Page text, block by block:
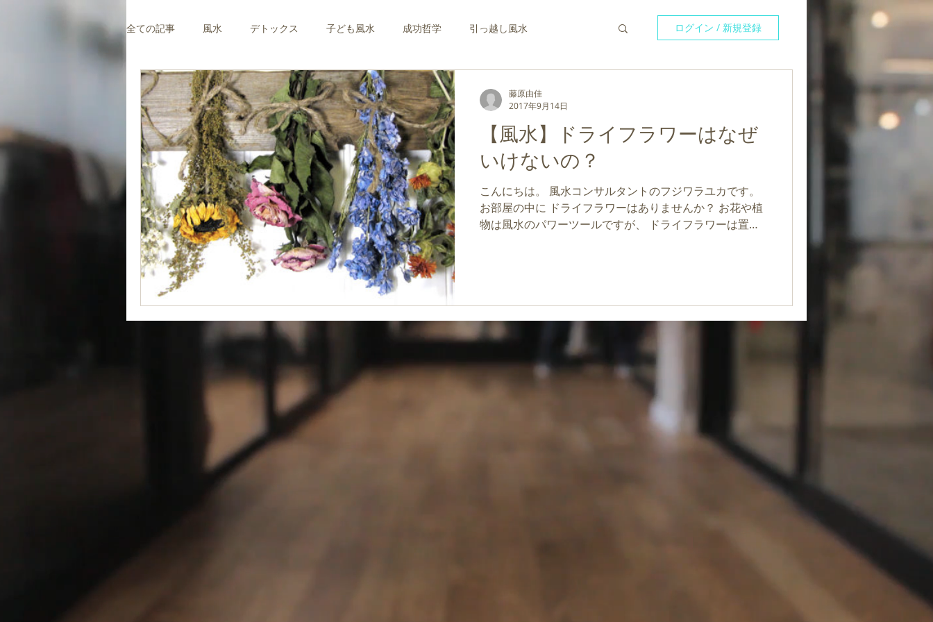
全ての記事 風水 デトックス 子ども風水 成功哲学 引っ越し風水
ビジネス風水 子育て風水 仕事運を高める風水 コンテンポラリー風水
縁をつなぐ風水 社会活動 啓蒙知識・自己成長の風水 キャリアを支援する風水
愛情運を高める風水 風水体験談 風水インテリア 成功風水 財運の風水
バグアマップ 健康風水 ビジネス 創造性を高める風水
風水陰陽五行 道・キャリアの風水 開運パワースポット 風水アート
ログイン / 新規登録
【風水】ドライフラワーはなぜ
いけないの？
こんにちは。 風水コンサルタントのフジワラユカです。
お部屋の中に ドライフラワーはありませんか？ お花や植
物は風水のパワーツールですが、 ドライフラワーは置か
藤原由佳
2017年9月14日